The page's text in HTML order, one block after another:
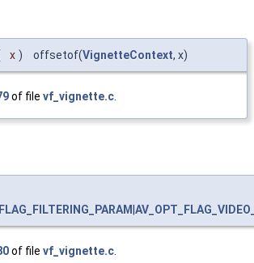
x ) offsetof(VignetteContext, x)
of file vf_vignette.c
of file vf_vignette.c.